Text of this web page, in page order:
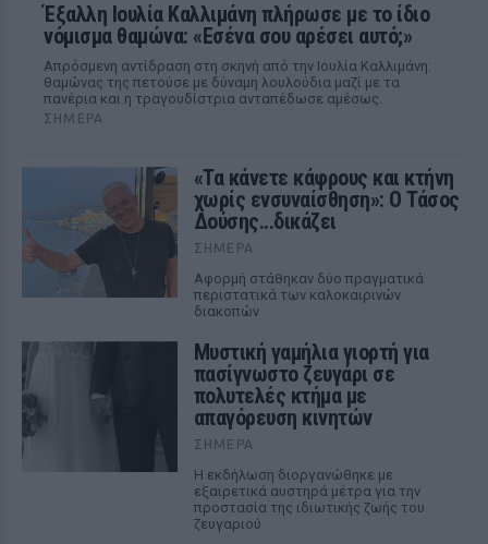
Έξαλλη Ιουλία Καλλιμάνη πλήρωσε με το ίδιο
νόμισμα θαμώνα: «Εσένα σου αρέσει αυτό;»
Απρόσμενη αντίδραση στη σκηνή από την Ιουλία Καλλιμάνη:
θαμώνας της πετούσε με δύναμη λουλούδια μαζί με τα
πανέρια και η τραγουδίστρια ανταπέδωσε αμέσως.
ΣΉΜΕΡΑ
«Τα κάνετε κάφρους και κτήνη
χωρίς ενσυναίσθηση»: Ο Τάσος
Δούσης...δικάζει
ΣΉΜΕΡΑ
Αφορμή στάθηκαν δύο πραγματικά
περιστατικά των καλοκαιρινών
διακοπών
Μυστική γαμήλια γιορτή για
πασίγνωστο ζευγάρι σε
πολυτελές κτήμα με
απαγόρευση κινητών
ΣΉΜΕΡΑ
Η εκδήλωση διοργανώθηκε με
εξαιρετικά αυστηρά μέτρα για την
προστασία της ιδιωτικής ζωής του
ζευγαριού